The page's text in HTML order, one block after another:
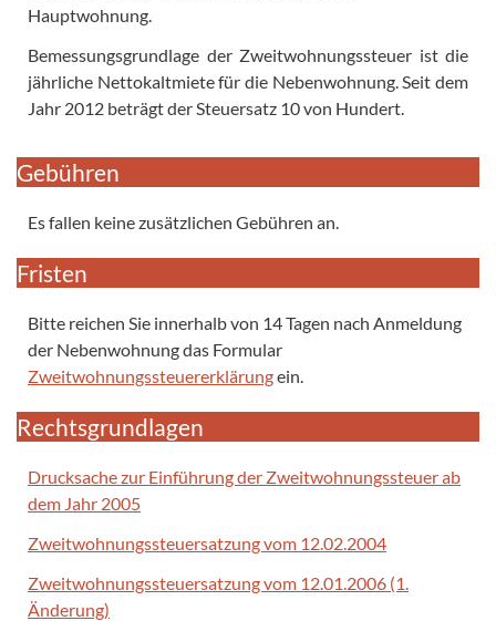
Hauptwohnung.
Bemessungsgrundlage der Zweitwohnungssteuer ist die
jährliche Nettokaltmiete für die Nebenwohnung. Seit dem
Jahr 2012 beträgt der Steuersatz 10 von Hundert.
Gebühren
Es fallen keine zusätzlichen Gebühren an.
Fristen
Bitte reichen Sie innerhalb von 14 Tagen nach Anmeldung
der Nebenwohnung das Formular
Zweitwohnungssteuererklärungein.
Rechtsgrundlagen
Drucksache zur Einführung der Zweitwohnungssteuer ab
dem Jahr 2005
Zweitwohnungssteuersatzung vom 12.02.2004
Zweitwohnungssteuersatzung vom 12.01.2006 (1.
Änderung)